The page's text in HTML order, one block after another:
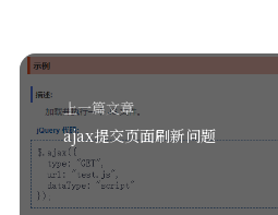
上一篇文章
ajax提交页面刷新问题